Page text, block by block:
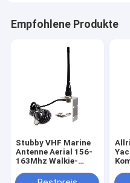
Empfohlene Produkte
Stubby VHF Marine
Antenne Aerial 156-
163Mhz Walkie-
Boote Pontoon